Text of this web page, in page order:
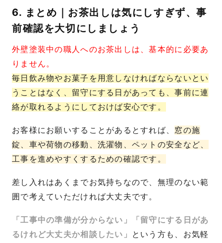
6. まとめ｜お茶出しは気にしすぎず、事
前確認を大切にしましょう
外壁塗装中の職人へのお茶出しは、基本的に必要あ
りません。
毎日飲み物やお菓子を用意しなければならないとい
うことはなく、留守にする日があっても、事前に連
絡が取れるようにしておけば安心です。
お客様にお願いすることがあるとすれば、 窓の施
錠、車や荷物の移動、洗濯物、ペットの安全など、
工事を進めやすくするための確認です。
差し入れはあくまでお気持ちなので、無理のない範
囲で考えていただければ大丈夫です。
「工事中の準備が分からない」「留守にする日があ
るけれど大丈夫か相談したい」
という方も、お気軽